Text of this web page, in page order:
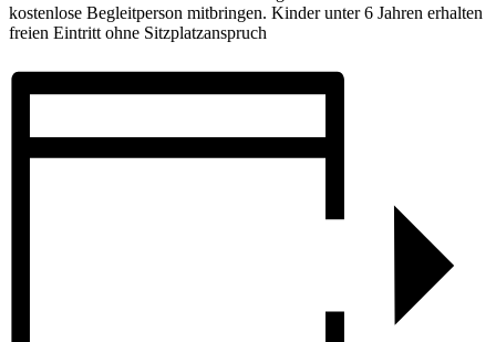
kostenlose Begleitperson mitbringen. Kinder unter 6 Jahren erhalten
freien Eintritt ohne Sitzplatzanspruch